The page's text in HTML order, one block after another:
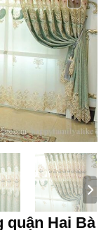
quận Hai Bà